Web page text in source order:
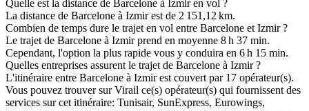
Quelle est la distance de Barcelone à Izmir en vol ?
La distance de Barcelone à Izmir est de 2 151,12 km.
Combien de temps dure le trajet en vol entre Barcelone et Izmir ?
Le trajet de Barcelone à Izmir prend en moyenne 8 h 37 min.
Cependant, l'option la plus rapide vous y conduira en 6 h 15 min.
Quelles entreprises assurent le trajet de Barcelone à Izmir ?
L'itinéraire entre Barcelone à Izmir est couvert par 17 opérateur(s).
Vous pouvez trouver sur Virail ce(s) opérateur(s) qui fournissent des
services sur cet itinéraire: Tunisair, SunExpress, Eurowings,